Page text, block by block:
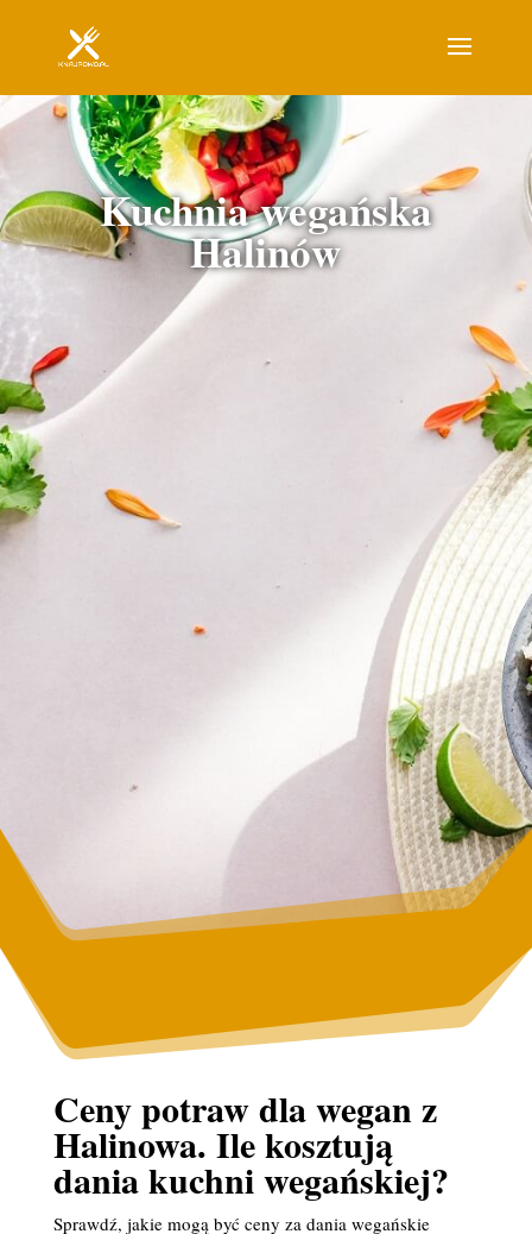
Kuchnia wegańska
Halinów
Ceny potraw dla wegan z
Halinowa. Ile kosztują
dania kuchni wegańskiej?
Sprawdź, jakie mogą być ceny za dania wegańskie